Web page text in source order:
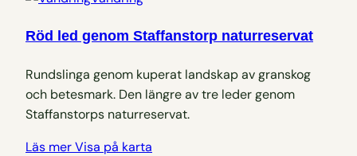
Röd led genom Staffanstorp naturreservat
Rundslinga genom kuperat landskap av granskog
och betesmark. Den längre av tre leder genom
Staffanstorps naturreservat.
Läs merVisa på karta